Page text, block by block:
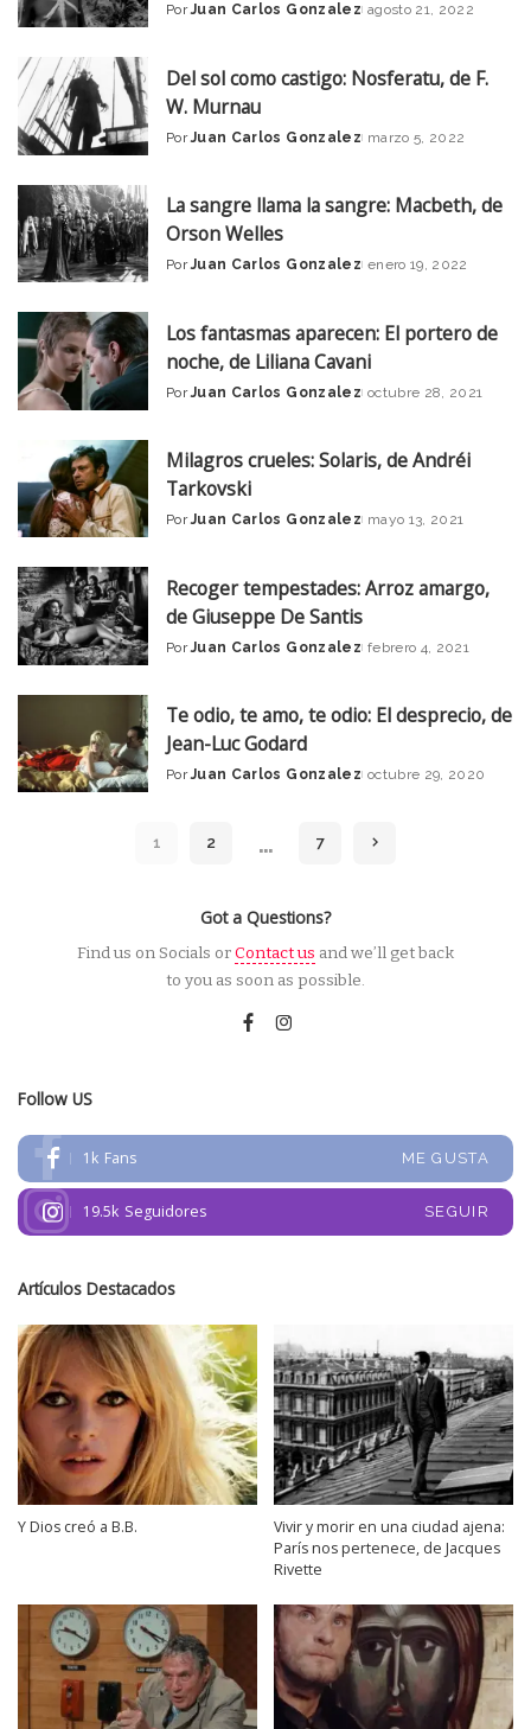
Posted
Por Juan Carlos Gonzalez agosto 21, 2022
Del sol como castigo: Nosferatu, de F.
W. Murnau
Posted
Por Juan Carlos Gonzalez marzo 5, 2022
La sangre llama la sangre: Macbeth, de
Orson Welles
Posted
Por Juan Carlos Gonzalez enero 19, 2022
Los fantasmas aparecen: El portero de
noche, de Liliana Cavani
Posted
Por Juan Carlos Gonzalez octubre 28, 2021
Milagros crueles: Solaris, de Andréi
Tarkovski
Posted
Por Juan Carlos Gonzalez mayo 13, 2021
Recoger tempestades: Arroz amargo,
de Giuseppe De Santis
Posted
Por Juan Carlos Gonzalez febrero 4, 2021
Te odio, te amo, te odio: El desprecio, de
Jean-Luc Godard
Posted
Por Juan Carlos Gonzalez octubre 29, 2020
1 2 … 7
Got a Questions?
Find us on Socials orContact us and we’ll get back
to you as soon as possible.
Follow US
1k Fans ME GUSTA
19.5k Seguidores SEGUIR
Artículos Destacados
Y Dios creó a B.B.
Vivir y morir en una ciudad ajena:
París nos pertenece, de Jacques
Rivette